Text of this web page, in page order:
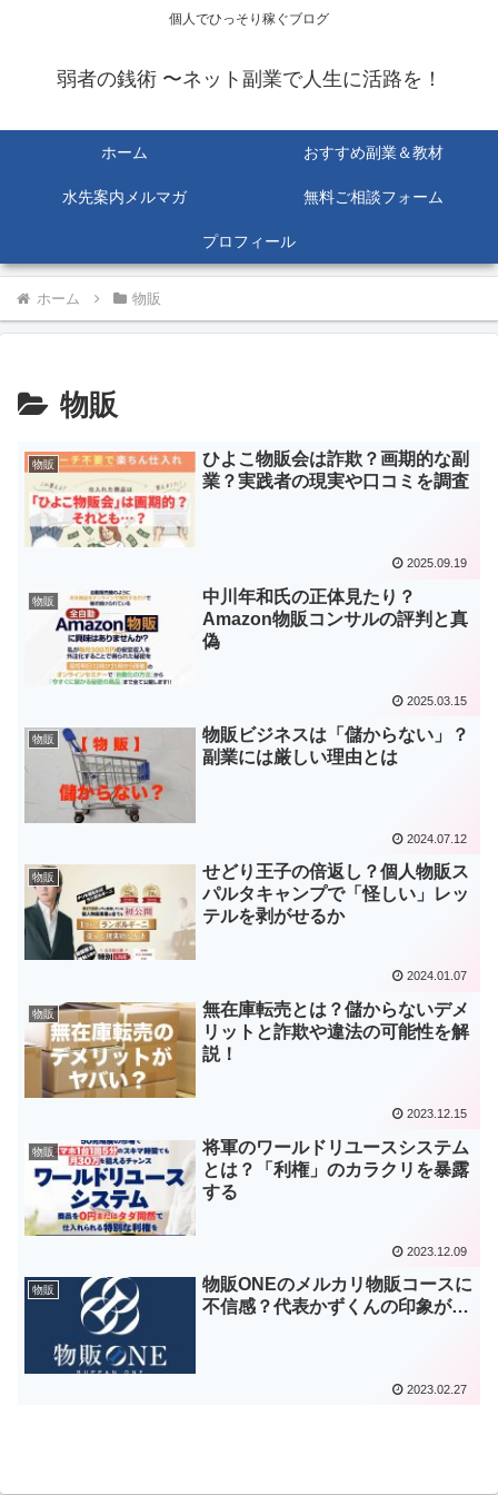
個人でひっそり稼ぐブログ
弱者の銭術 〜ネット副業で人生に活路を！
ホーム おすすめ副業＆教材
水先案内メルマガ 無料ご相談フォーム
プロフィール
ホーム 物販
物販
物販
ひよこ物販会は詐欺？画期的な副
業？実践者の現実や口コミを調査
2025.09.19
物販
中川年和氏の正体見たり？
Amazon物販コンサルの評判と真
偽
2025.03.15
物販
物販ビジネスは「儲からない」？
副業には厳しい理由とは
2024.07.12
物販
せどり王子の倍返し？個人物販ス
パルタキャンプで「怪しい」レッ
テルを剥がせるか
2024.01.07
物販
無在庫転売とは？儲からないデメ
リットと詐欺や違法の可能性を解
説！
2023.12.15
物販
将軍のワールドリユースシステム
とは？「利権」のカラクリを暴露
する
2023.12.09
物販
物販ONEのメルカリ物販コースに
不信感？代表かずくんの印象が…
2023.02.27